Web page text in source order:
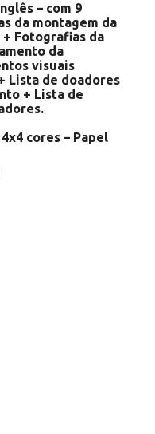
– com 9
da montagem da
Fotografias da
da
visuais
Lista de doadores
+ Lista de
4x4 cores – Papel